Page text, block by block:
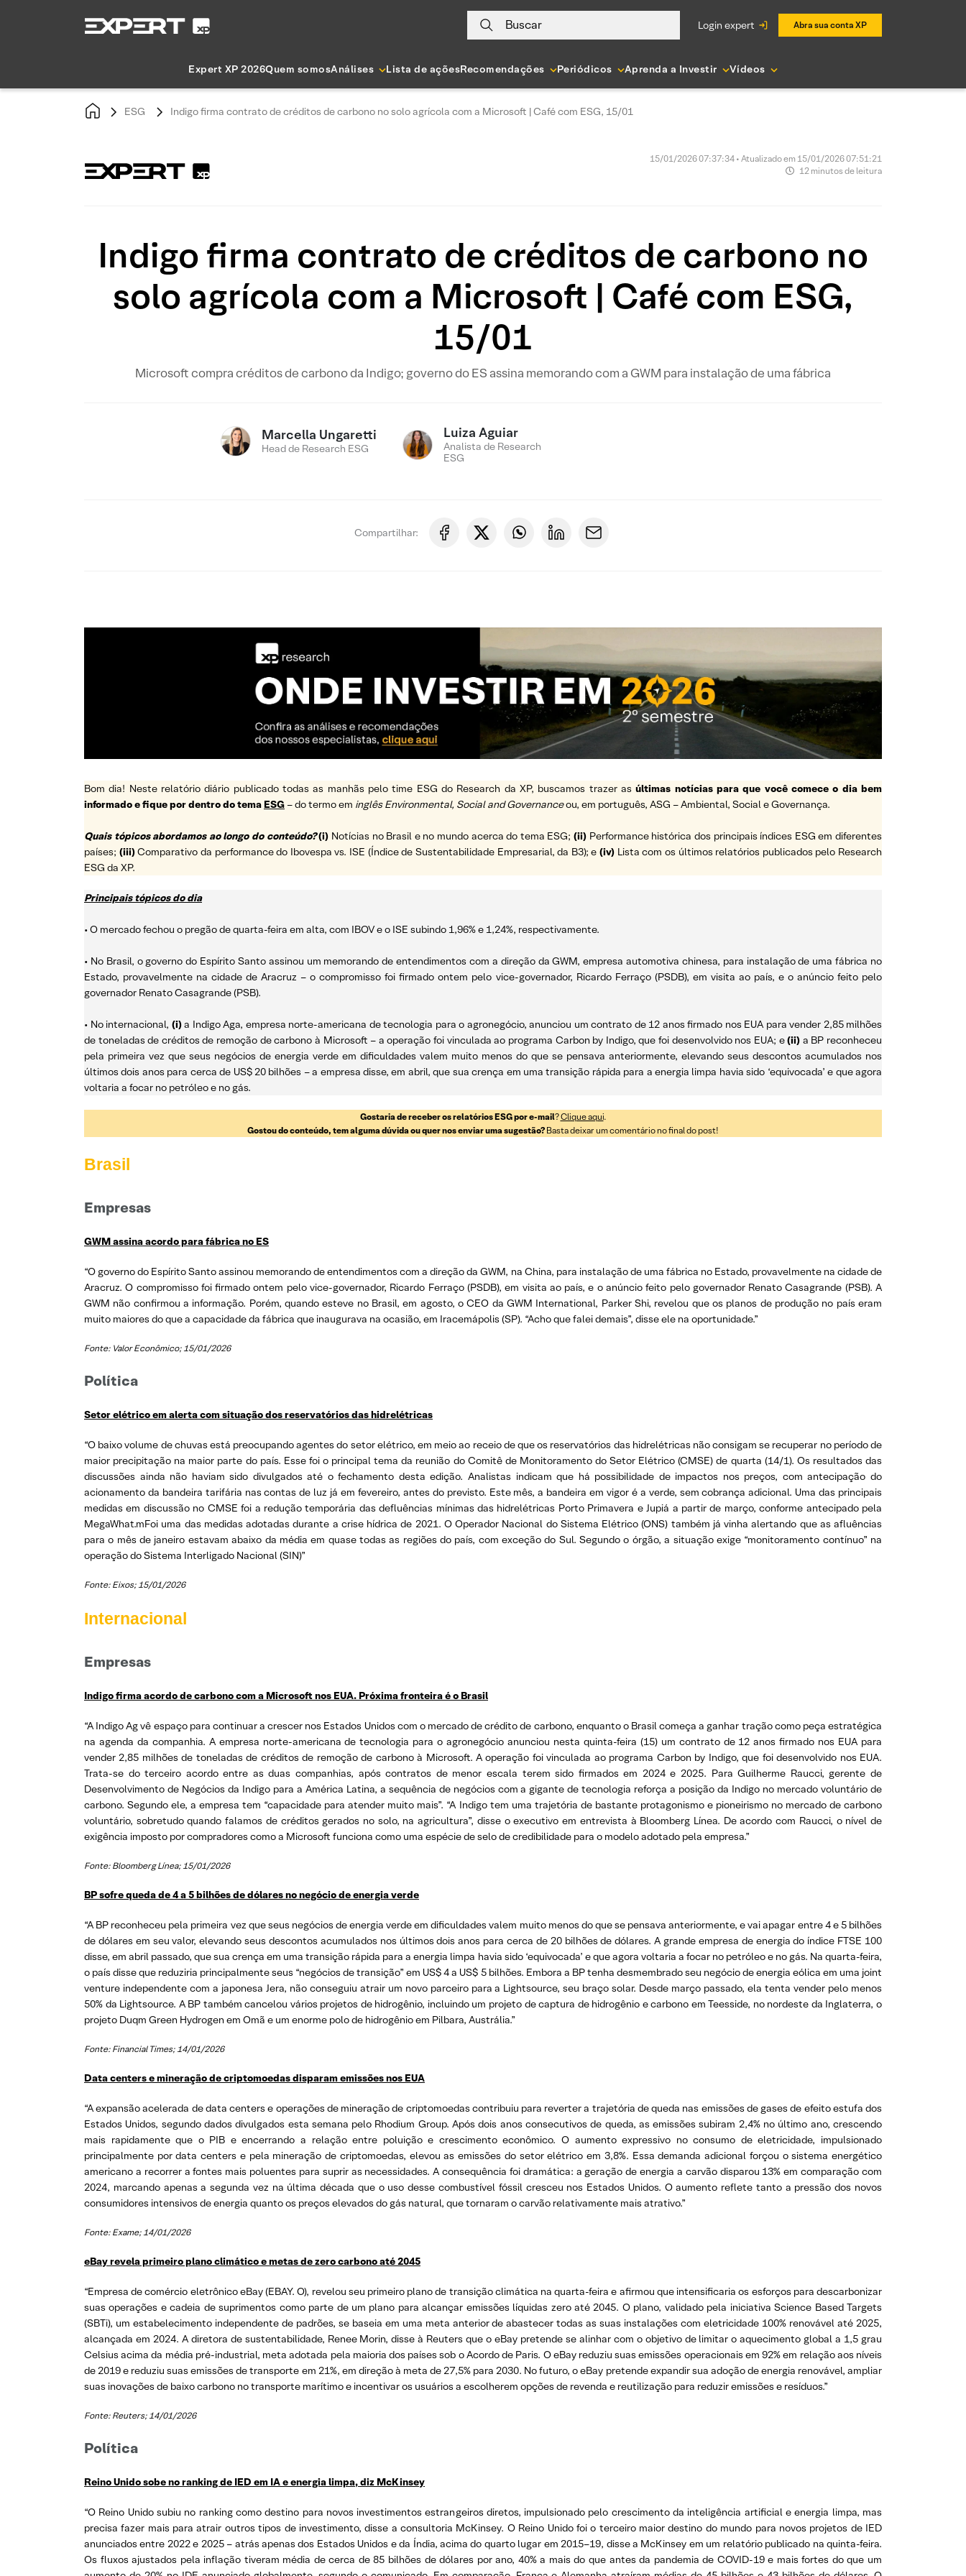
Buscar login expert Abra sua conta XP
Expert XP 2026Quem somosAnálises Lista de açõesRecomendações Periódicos Aprenda a Investir Vídeos
ESG Indigo firma contrato de créditos de carbono no solo agrícola com a Microsoft | Café com ESG, 15/01
15/01/2026 07:37:34 • Atualizado em 15/01/2026 07:51:21
12 minutos de leitura
Indigo firma contrato de créditos de carbono no
solo agrícola com a Microsoft | Café com ESG,
15/01
Microsoft compra créditos de carbono da Indigo; governo do ES assina memorando com a GWM para instalação de uma fábrica
Marcella Ungaretti
Head de Research ESG
Luiza Aguiar
Analista de Research
ESG
Compartilhar:
Bom dia! Neste relatório diário publicado todas as manhãs pelo time ESG do Research da XP, buscamos trazer asúltimas notícias para que você comece o dia bem
informado e fique por dentro do tema ESG – do termo em inglês Environmental, Social and Governanceou, em português, ASG – Ambiental, Social e Governança.
Quais tópicos abordamos ao longo do conteúdo? (i) Notícias no Brasil e no mundo acerca do tema ESG;(ii) Performance histórica dos principais índices ESG em diferentes
países; (iii)Comparativo da performance do Ibovespa vs. ISE (Índice de Sustentabilidade Empresarial, da B3); e (iv) Lista com os últimos relatórios publicados pelo Research
ESG da XP.
Principais tópicos do dia
• O mercado fechou o pregão de quarta-feira em alta, com IBOV e o ISE subindo 1,96% e 1,24%, respectivamente.
• No Brasil, o governo do Espírito Santo assinou um memorando de entendimentos com a direção da GWM, empresa automotiva chinesa, para instalação de uma fábrica no
Estado, provavelmente na cidade de Aracruz – o compromisso foi firmado ontem pelo vice-governador, Ricardo Ferraço (PSDB), em visita ao país, e o anúncio feito pelo
governador Renato Casagrande (PSB).
• No internacional, (i)a Indigo Aga, empresa norte-americana de tecnologia para o agronegócio, anunciou um contrato de 12 anos firmado nos EUA para vender 2,85 milhões
de toneladas de créditos de remoção de carbono à Microsoft – a operação foi vinculada ao programa Carbon by Indigo, que foi desenvolvido nos EUA; e(ii) a BP reconheceu
pela primeira vez que seus negócios de energia verde em dificuldades valem muito menos do que se pensava anteriormente, elevando seus descontos acumulados nos
últimos dois anos para cerca de US$ 20 bilhões – a empresa disse, em abril, que sua crença em uma transição rápida para a energia limpa havia sido ‘equivocada’ e que agora
voltaria a focar no petróleo e no gás.
Gostaria de receber os relatórios ESG por e-mail?Clique aqui.
Gostou do conteúdo, tem alguma dúvida ou quer nos enviar uma sugestão? Basta deixar um comentário no final do post!
Brasil
Empresas
GWM assina acordo para fábrica no ES
“O governo do Espírito Santo assinou memorando de entendimentos com a direção da GWM, na China, para instalação de uma fábrica no Estado, provavelmente na cidade de
Aracruz. O compromisso foi firmado ontem pelo vice-governador, Ricardo Ferraço (PSDB), em visita ao país, e o anúncio feito pelo governador Renato Casagrande (PSB). A
GWM não confirmou a informação. Porém, quando esteve no Brasil, em agosto, o CEO da GWM International, Parker Shi, revelou que os planos de produção no país eram
muito maiores do que a capacidade da fábrica que inaugurava na ocasião, em Iracemápolis (SP). “Acho que falei demais”, disse ele na oportunidade.”
Fonte: Valor Econômico; 15/01/2026
Política
Setor elétrico em alerta com situação dos reservatórios das hidrelétricas
“O baixo volume de chuvas está preocupando agentes do setor elétrico, em meio ao receio de que os reservatórios das hidrelétricas não consigam se recuperar no período de
maior precipitação na maior parte do país. Esse foi o principal tema da reunião do Comitê de Monitoramento do Setor Elétrico (CMSE) de quarta (14/1). Os resultados das
discussões ainda não haviam sido divulgados até o fechamento desta edição. Analistas indicam que há possibilidade de impactos nos preços, com antecipação do
acionamento da bandeira tarifária nas contas de luz já em fevereiro, antes do previsto. Este mês, a bandeira em vigor é a verde, sem cobrança adicional. Uma das principais
medidas em discussão no CMSE foi a redução temporária das defluências mínimas das hidrelétricas Porto Primavera e Jupiá a partir de março, conforme antecipado pela
MegaWhat.mFoi uma das medidas adotadas durante a crise hídrica de 2021. O Operador Nacional do Sistema Elétrico (ONS) também já vinha alertando que as afluências
para o mês de janeiro estavam abaixo da média em quase todas as regiões do país, com exceção do Sul. Segundo o órgão, a situação exige “monitoramento contínuo” na
operação do Sistema Interligado Nacional (SIN)”
Fonte: Eixos; 15/01/2026
Internacional
Empresas
Indigo firma acordo de carbono com a Microsoft nos EUA. Próxima fronteira é o Brasil
“A Indigo Ag vê espaço para continuar a crescer nos Estados Unidos com o mercado de crédito de carbono, enquanto o Brasil começa a ganhar tração como peça estratégica
na agenda da companhia. A empresa norte-americana de tecnologia para o agronegócio anunciou nesta quinta-feira (15) um contrato de 12 anos firmado nos EUA para
vender 2,85 milhões de toneladas de créditos de remoção de carbono à Microsoft. A operação foi vinculada ao programa Carbon by Indigo, que foi desenvolvido nos EUA.
Trata-se do terceiro acordo entre as duas companhias, após contratos de menor escala terem sido firmados em 2024 e 2025. Para Guilherme Raucci, gerente de
Desenvolvimento de Negócios da Indigo para a América Latina, a sequência de negócios com a gigante de tecnologia reforça a posição da Indigo no mercado voluntário de
carbono. Segundo ele, a empresa tem “capacidade para atender muito mais”. “A Indigo tem uma trajetória de bastante protagonismo e pioneirismo no mercado de carbono
voluntário, sobretudo quando falamos de créditos gerados no solo, na agricultura”, disse o executivo em entrevista à Bloomberg Línea. De acordo com Raucci, o nível de
exigência imposto por compradores como a Microsoft funciona como uma espécie de selo de credibilidade para o modelo adotado pela empresa.”
Fonte: Bloomberg Línea; 15/01/2026
BP sofre queda de 4 a 5 bilhões de dólares no negócio de energia verde
“A BP reconheceu pela primeira vez que seus negócios de energia verde em dificuldades valem muito menos do que se pensava anteriormente, e vai apagar entre 4 e 5 bilhões
de dólares em seu valor, elevando seus descontos acumulados nos últimos dois anos para cerca de 20 bilhões de dólares. A grande empresa de energia do índice FTSE 100
disse, em abril passado, que sua crença em uma transição rápida para a energia limpa havia sido ‘equivocada’ e que agora voltaria a focar no petróleo e no gás. Na quarta-feira,
o país disse que reduziria principalmente seus “negócios de transição” em US$ 4 a US$ 5 bilhões. Embora a BP tenha desmembrado seu negócio de energia eólica em uma joint
venture independente com a japonesa Jera, não conseguiu atrair um novo parceiro para a Lightsource, seu braço solar. Desde março passado, ela tenta vender pelo menos
50% da Lightsource. A BP também cancelou vários projetos de hidrogênio, incluindo um projeto de captura de hidrogênio e carbono em Teesside, no nordeste da Inglaterra, o
projeto Duqm Green Hydrogen em Omã e um enorme polo de hidrogênio em Pilbara, Austrália.”
Fonte: Financial Times; 14/01/2026
Data centers e mineração de criptomoedas disparam emissões nos EUA
“A expansão acelerada de data centers e operações de mineração de criptomoedas contribuiu para reverter a trajetória de queda nas emissões de gases de efeito estufa dos
Estados Unidos, segundo dados divulgados esta semana pelo Rhodium Group. Após dois anos consecutivos de queda, as emissões subiram 2,4% no último ano, crescendo
mais rapidamente que o PIB e encerrando a relação entre poluição e crescimento econômico. O aumento expressivo no consumo de eletricidade, impulsionado
principalmente por data centers e pela mineração de criptomoedas, elevou as emissões do setor elétrico em 3,8%. Essa demanda adicional forçou o sistema energético
americano a recorrer a fontes mais poluentes para suprir as necessidades. A consequência foi dramática: a geração de energia a carvão disparou 13% em comparação com
2024, marcando apenas a segunda vez na última década que o uso desse combustível fóssil cresceu nos Estados Unidos. O aumento reflete tanto a pressão dos novos
consumidores intensivos de energia quanto os preços elevados do gás natural, que tornaram o carvão relativamente mais atrativo.”
Fonte: Exame; 14/01/2026
eBay revela primeiro plano climático e metas de zero carbono até 2045
“Empresa de comércio eletrônico eBay (EBAY. O), revelou seu primeiro plano de transição climática na quarta-feira e afirmou que intensificaria os esforços para descarbonizar
suas operações e cadeia de suprimentos como parte de um plano para alcançar emissões líquidas zero até 2045. O plano, validado pela iniciativa Science Based Targets
(SBTi), um estabelecimento independente de padrões, se baseia em uma meta anterior de abastecer todas as suas instalações com eletricidade 100% renovável até 2025,
alcançada em 2024. A diretora de sustentabilidade, Renee Morin, disse à Reuters que o eBay pretende se alinhar com o objetivo de limitar o aquecimento global a 1,5 grau
Celsius acima da média pré-industrial, meta adotada pela maioria dos países sob o Acordo de Paris. O eBay reduziu suas emissões operacionais em 92% em relação aos níveis
de 2019 e reduziu suas emissões de transporte em 21%, em direção à meta de 27,5% para 2030. No futuro, o eBay pretende expandir sua adoção de energia renovável, ampliar
suas inovações de baixo carbono no transporte marítimo e incentivar os usuários a escolherem opções de revenda e reutilização para reduzir emissões e resíduos.”
Fonte: Reuters; 14/01/2026
Política
Reino Unido sobe no ranking de IED em IA e energia limpa, diz McKinsey
“O Reino Unido subiu no ranking como destino para novos investimentos estrangeiros diretos, impulsionado pelo crescimento da inteligência artificial e energia limpa, mas
precisa fazer mais para atrair outros tipos de investimento, disse a consultoria McKinsey. O Reino Unido foi o terceiro maior destino do mundo para novos projetos de IED
anunciados entre 2022 e 2025 – atrás apenas dos Estados Unidos e da Índia, acima do quarto lugar em 2015–19, disse a McKinsey em um relatório publicado na quinta-feira.
Os fluxos ajustados pela inflação tiveram média de cerca de 85 bilhões de dólares por ano, 40% a mais do que antes da pandemia de COVID-19 e mais fortes do que um